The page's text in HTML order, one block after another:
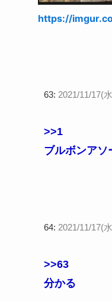
https://
63: 2021/11/17(
>>1
ブルボンアソ
64: 2021/11/17(
>>63
分かる